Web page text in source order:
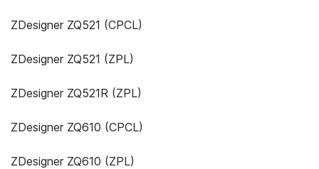
ZDesigner ZQ521 (CPCL)
ZDesigner ZQ521 (ZPL)
ZDesigner ZQ521R (ZPL)
ZDesigner ZQ610 (CPCL)
ZDesigner ZQ610 (ZPL)